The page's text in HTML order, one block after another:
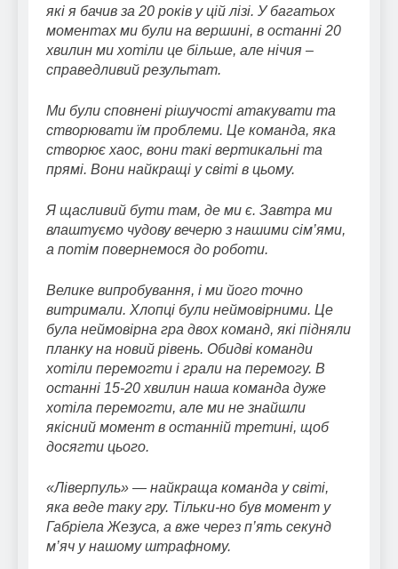
які я бачив за 20 років у цій лізі. У багатьох
моментах ми були на вершині, в останні 20
хвилин ми хотіли це більше, але нічия –
справедливий результат.
Ми були сповнені рішучості атакувати та
створювати їм проблеми. Це команда, яка
створює хаос, вони такі вертикальні та
прямі. Вони найкращі у світі в цьому.
Я щасливий бути там, де ми є. Завтра ми
влаштуємо чудову вечерю з нашими сім’ями,
а потім повернемося до роботи.
Велике випробування, і ми його точно
витримали. Хлопці були неймовірними. Це
була неймовірна гра двох команд, які підняли
планку на новий рівень. Обидві команди
хотіли перемогти і грали на перемогу. В
останні 15-20 хвилин наша команда дуже
хотіла перемогти, але ми не знайшли
якісний момент в останній третині, щоб
досягти цього.
«Ліверпуль» — найкраща команда у світі,
яка веде таку гру. Тільки-но був момент у
Габріела Жезуса, а вже через п’ять секунд
м’яч у нашому штрафному.